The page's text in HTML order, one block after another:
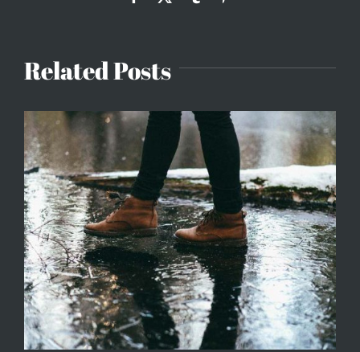
Related Posts